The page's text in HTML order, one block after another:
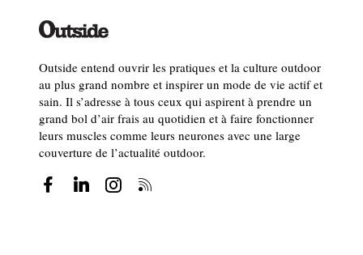
Outside entend ouvrir les pratiques et la culture outdoor
au plus grand nombre et inspirer un mode de vie actif et
sain. Il s’adresse à tous ceux qui aspirent à prendre un
grand bol d’air frais au quotidien et à faire fonctionner
leurs muscles comme leurs neurones avec une large
couverture de l’actualité outdoor.